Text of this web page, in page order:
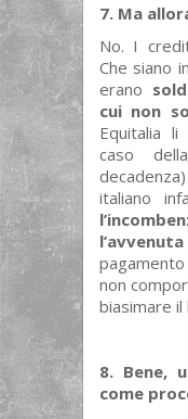
7. Ma
No. I
Che siano
erano
cui non
Equitalia li
caso
italiano
non
biasimare
8. Bene,
come